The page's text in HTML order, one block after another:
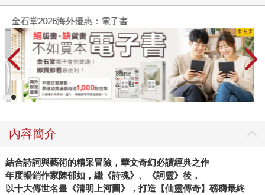
金石堂2026海外優惠：電子書
內容簡介
結合詩詞與藝術的精采冒險，華文奇幻必讀經典之作
年度暢銷作家陳郁如，繼《詩魂》、《詞靈》後，
以十大傳世名畫《清明上河圖》，打造【仙靈傳奇】磅礴最終